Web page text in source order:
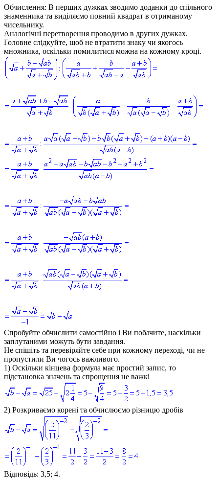
Обчислення: В перших дужках зводимо доданки до спільного
знаменника та виділяємо повний квадрат в отриманому
чисельнику.
Аналогічні перетворення проводимо в других дужках.
Головне слідкуйте, щоб не втратити знаку чи якогось
множника, оскільки помилитися можна на кожному кроці.
Спробуйте обчислити самостійно і Ви побачите, наскільки
заплутаними можуть бути завдання.
Не спішіть та перевіряйте себе при кожному переході, чи не
пропустили Ви чогось важливого.
1) Оскільки кінцева формула має простий запис, то
підстановка значень та спрощення не важкі
2) Розкриваємо корені та обчислюємо різницю дробів
Відповідь: 3,5; 4.